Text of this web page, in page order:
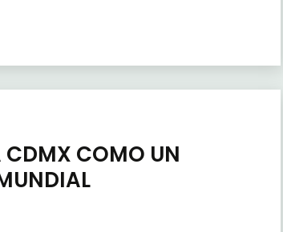
CDMX COMO UN